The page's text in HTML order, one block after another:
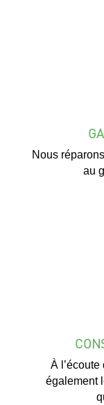
Nous
au
À
également